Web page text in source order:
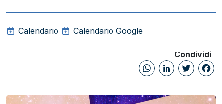
Calendario Calendario Google
Condividi